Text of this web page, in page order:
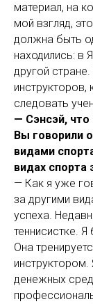
материал, на
мой взгляд,
должна быть
находились: в
другой
инструкторов,
следовать
— Сэнсэй, что
Вы говорили
видами
видах спорта
— Как я уже
за другими
успеха.
теннисистке.
Она
денежных